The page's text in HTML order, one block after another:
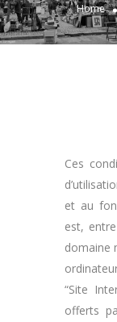
Home
Ces
et au
est,
domaine
“Site
offerts